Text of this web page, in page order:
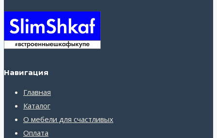
Навигация
Главная
Каталог
О мебели для счастливых
Оплата